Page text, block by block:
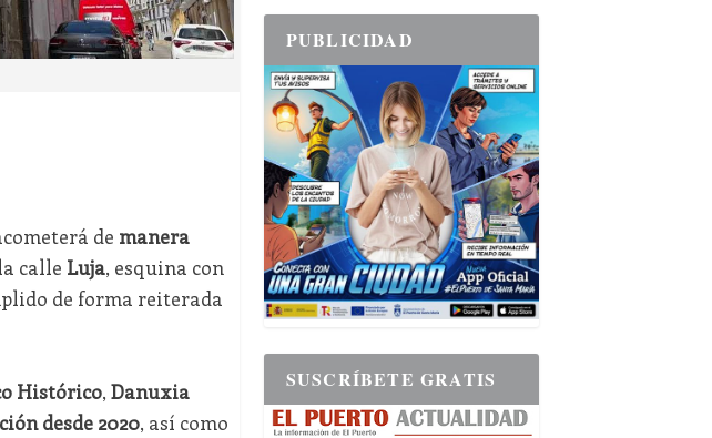
de manera
calle Luja, esquina con
de forma reiterada
Histórico, Danuxia
desde 2020, así como
PUBLICIDAD
SUSCRÍBETE GRATIS